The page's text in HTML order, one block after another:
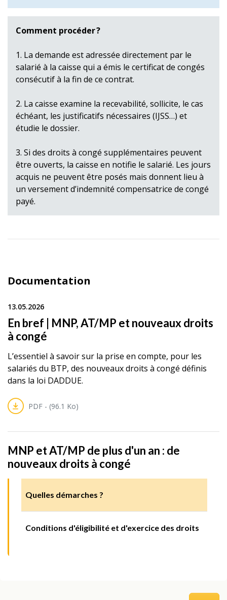
Comment procéder ?
1. La demande est adressée directement par le
salarié à la caisse qui a émis le certificat de congés
consécutif à la fin de ce contrat.
2. La caisse examine la recevabilité, sollicite, le cas
échéant, les justificatifs nécessaires (IJSS…) et
étudie le dossier.
3. Si des droits à congé supplémentaires peuvent
être ouverts, la caisse en notifie le salarié. Les jours
acquis ne peuvent être posés mais donnent lieu à
un versement d’indemnité compensatrice de congé
payé.
Documentation
13.05.2026
En bref | MNP, AT/MP et nouveaux droits
à congé
L’essentiel à savoir sur la prise en compte, pour les
salariés du BTP, des nouveaux droits à congé définis
dans la loi DADDUE.
PDF - (96.1 Ko)
MNP et AT/MP de plus d'un an : de
nouveaux droits à congé
Quelles démarches ?
Conditions d'éligibilité et d'exercice des droits